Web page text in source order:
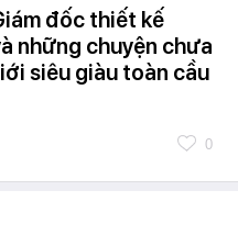
đốc thiết kế
những chuyện chưa
siêu giàu toàn cầu
0